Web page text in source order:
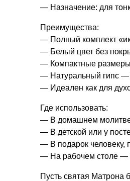
— Назначение: для
Преимущества:
— Полный комплект
— Белый цвет без
— Компактные размеры
— Натуральный гипс —
— Идеален как для
Где использовать:
— В домашнем
— В детской или у
— В подарок
— На рабочем столе —
Пусть святая Матрона